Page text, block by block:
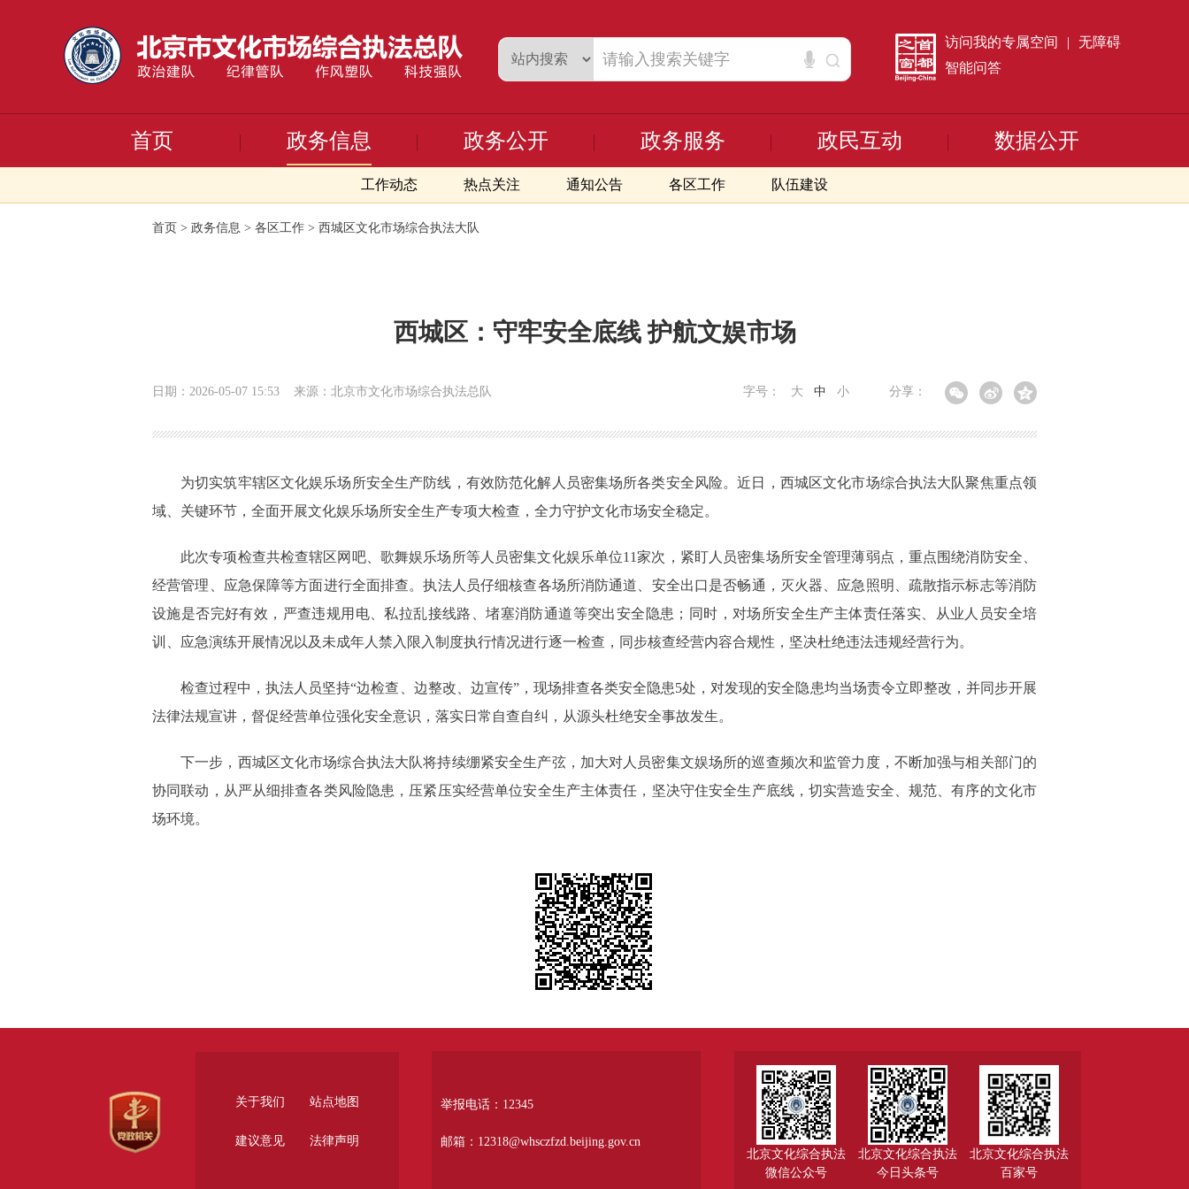
访问我的专属空间 |
无障碍
智能问答
首页 政务信息
工作动态 热点关注 通知公告 各区工作 队伍建设
政务公开 政务服务 政民互动 数据公开
首页 > 政务信息 > 各区工作 > 西城区文化市场综合执法大队
西城区：守牢安全底线 护航文娱市场
日期：2026-05-07 15:53 来源：北京市文化市场综合执法总队 分享：
字号： 大 中 小
为切实筑牢辖区文化娱乐场所安全生产防线，有效防范化解人员密集场所各类安全风险。近日，西城区文化市场综合执法大队聚焦重点领
域、关键环节，全面开展文化娱乐场所安全生产专项大检查，全力守护文化市场安全稳定。
此次专项检查共检查辖区网吧、歌舞娱乐场所等人员密集文化娱乐单位11家次，紧盯人员密集场所安全管理薄弱点，重点围绕消防安全、
经营管理、应急保障等方面进行全面排查。执法人员仔细核查各场所消防通道、安全出口是否畅通，灭火器、应急照明、疏散指示标志等消防
设施是否完好有效，严查违规用电、私拉乱接线路、堵塞消防通道等突出安全隐患；同时，对场所安全生产主体责任落实、从业人员安全培
训、应急演练开展情况以及未成年人禁入限入制度执行情况进行逐一检查，同步核查经营内容合规性，坚决杜绝违法违规经营行为。
检查过程中，执法人员坚持“边检查、边整改、边宣传”，现场排查各类安全隐患5处，对发现的安全隐患均当场责令立即整改，并同步开展
法律法规宣讲，督促经营单位强化安全意识，落实日常自查自纠，从源头杜绝安全事故发生。
下一步，西城区文化市场综合执法大队将持续绷紧安全生产弦，加大对人员密集文娱场所的巡查频次和监管力度，不断加强与相关部门的
协同联动，从严从细排查各类风险隐患，压紧压实经营单位安全生产主体责任，坚决守住安全生产底线，切实营造安全、规范、有序的文化市
场环境。
关于我们 站点地图
建议意见 法律声明
举报电话：12345
邮箱：12318@whsczfzd.beijing.gov.cn
北京文化综合执法
微信公众号
北京文化综合执法
今日头条号
北京文化综合执法
百家号